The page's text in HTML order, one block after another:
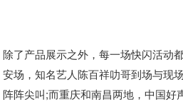
除了产品展示之外，每一场快闪活动
安场，知名艺人陈百祥叻哥到场与现
阵阵尖叫;而重庆和南昌两地，中国好